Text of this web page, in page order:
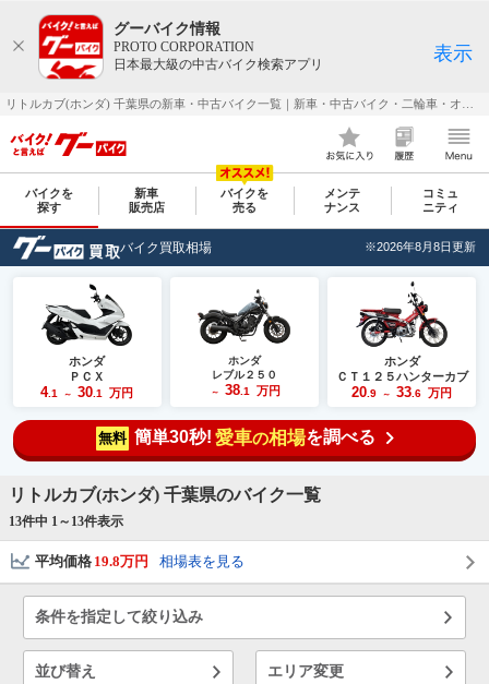
グーバイク情報
PROTO CORPORATION
日本最大級の中古バイク検索アプリ
表示
バイクを
探す
新車
販売店
バイクを
売る
メンテ
ナンス
コミュ
ニティ
バイク買取相場 ※2026年8月8日更新
ホンダ
ＰＣＸ
4.1 ～ 30 .1 万円
ホンダ
レブル２５０
～ 38.1 万円
ホンダ
ＣＴ１２５ハンターカブ
20 .9 ～ 33 .6 万円
無料 簡単30秒! 愛車の相場を調べる
リトルカブ(ホンダ) 千葉県のバイク一覧
13件中 1～ 13件表示
平均価格 19.8万円 相場表を見る
条件を指定して絞り込み
並び替え エリア変更